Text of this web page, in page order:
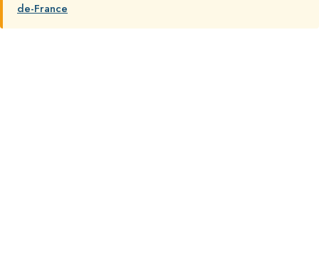
de-France